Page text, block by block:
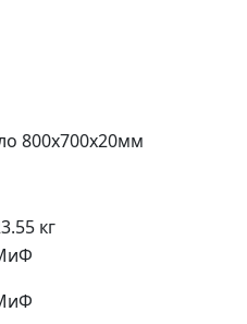
800х700х20мм
кг